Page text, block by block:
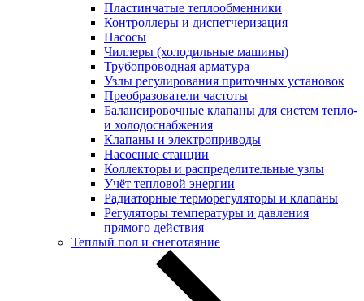
Пластинчатые теплообменники
Контроллеры и диспетчеризация
Насосы
Чиллеры (холодильные машины)
Трубопроводная арматура
Узлы регулирования приточных установок
Преобразователи частоты
Балансировочные клапаны для систем тепло-
и холодоснабжения
Клапаны и электроприводы
Насосные станции
Коллекторы и распределительные узлы
Учёт тепловой энергии
Радиаторные терморегуляторы и клапаны
Регуляторы температуры и давления
прямого действия
Теплый пол и снеготаяние